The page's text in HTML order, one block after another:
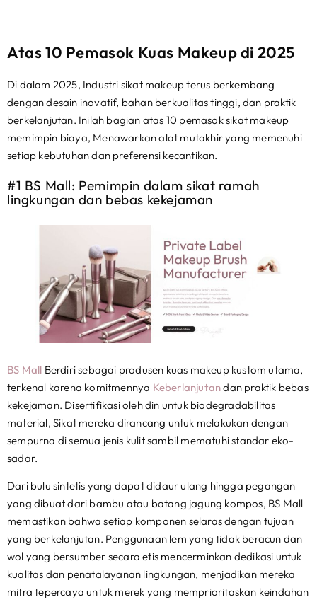
Atas 10 Pemasok Kuas Makeup di 2025
Di dalam 2025, Industri sikat makeup terus berkembang
dengan desain inovatif, bahan berkualitas tinggi, dan praktik
berkelanjutan. Inilah bagian atas 10 pemasok sikat makeup
memimpin biaya, Menawarkan alat mutakhir yang memenuhi
setiap kebutuhan dan preferensi kecantikan.
#1 BS Mall: Pemimpin dalam sikat ramah
lingkungan dan bebas kekejaman
BS Mall Berdiri sebagai produsen kuas makeup kustom utama,
terkenal karena komitmennya Keberlanjutandan praktik bebas
kekejaman. Disertifikasi oleh din untuk biodegradabilitas
material, Sikat mereka dirancang untuk melakukan dengan
sempurna di semua jenis kulit sambil mematuhi standar eko-
sadar.
Dari bulu sintetis yang dapat didaur ulang hingga pegangan
yang dibuat dari bambu atau batang jagung kompos, BS Mall
memastikan bahwa setiap komponen selaras dengan tujuan
yang berkelanjutan. Penggunaan lem yang tidak beracun dan
wol yang bersumber secara etis mencerminkan dedikasi untuk
kualitas dan penatalayanan lingkungan, menjadikan mereka
mitra tepercaya untuk merek yang memprioritaskan keindahan